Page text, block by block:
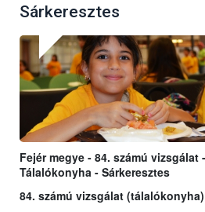
Sárkeresztes
Fejér megye - 84. számú
Tálalókonyha - Sárkeresztes
84. számú vizsgálat (tálalókonyha)